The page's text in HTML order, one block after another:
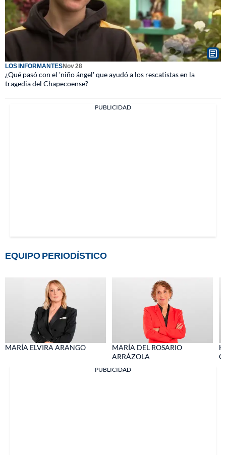
LOS INFORMANTESNov 28
¿Qué pasó con el 'niño ángel' que ayudó a los rescatistas en la
tragedia del Chapecoense?
PUBLICIDAD
EQUIPO PERIODÍSTICO
MARÍA ELVIRA ARANGO
MARÍA DEL ROSARIO
ARRÁZOLA
PUBLICIDAD